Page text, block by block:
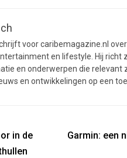
voor caribemagazine.nl
en lifestyle. Hij richt
en onderwerpen die relevant
en ontwikkelingen op een
in de
Garmin: een